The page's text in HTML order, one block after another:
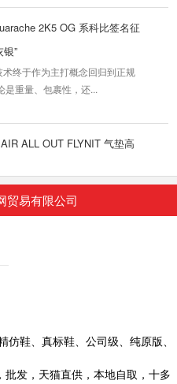
2K5 OG 系科比签名征
”
终于作为主打概念回归到正规
是重量、包裹性，还...
ALL OUT FLYNIT 气垫高
ALL OUT FLYNIT 气垫高帮球
创新流程需...
贸易有限公司
仿鞋、真标鞋、公司级、纯原版、
发，天猫直供，本地自取，十多